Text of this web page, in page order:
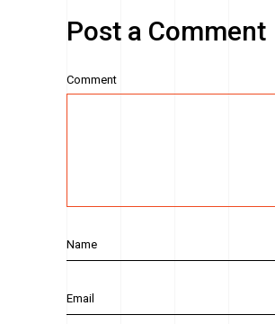
Post a Comment
Comment